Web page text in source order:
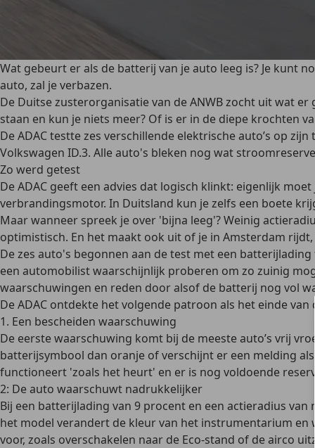
Wat gebeurt er als de batterij van je auto leeg is? Je kunt
auto, zal je verbazen.
De Duitse zusterorganisatie van de ANWB zocht uit wat
staan en kun je niets meer? Of is er in de diepe krochten
De ADAC testte zes verschillende elektrische auto’s op
Volkswagen ID.3. Alle auto's bleken nog wat
Zo werd getest
De ADAC geeft een advies dat logisch klinkt: eigenlijk
verbrandingsmotor. In Duitsland kun je zelfs een boete
Maar wanneer spreek je over 'bijna leeg'? Weinig
optimistisch. En het maakt ook uit of je in Amsterdam
De zes auto's begonnen aan de test met een
een automobilist waarschijnlijk proberen om zo zuinig
waarschuwingen en reden door alsof de batterij nog vol
De ADAC ontdekte het volgende patroon als het einde
1. Een bescheiden waarschuwing
De eerste waarschuwing komt bij de meeste auto’s vrij
batterijsymbool dan oranje of verschijnt er een melding
functioneert 'zoals het heurt' en er is nog voldoende
2: De auto waarschuwt nadrukkelijker
Bij een batterijlading van 9 procent en een actieradius
het model verandert de kleur van het instrumentarium
voor, zoals overschakelen naar de Eco-stand of de airco